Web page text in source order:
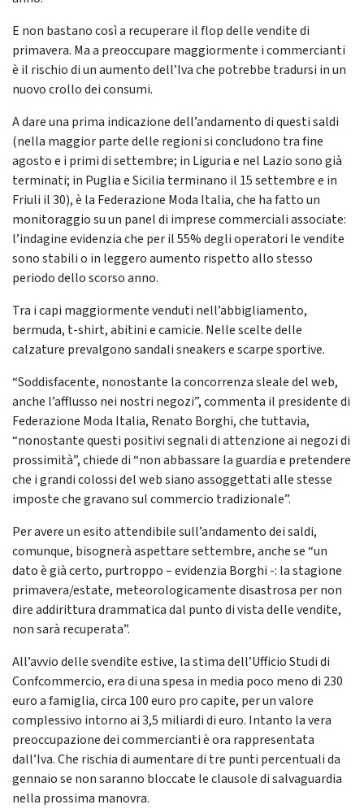
E non bastano così a recuperare il flop delle vendite di
primavera. Ma a preoccupare maggiormente i commercianti
è il rischio di un aumento dell’Iva che potrebbe tradursi in un
nuovo crollo dei consumi.
A dare una prima indicazione dell’andamento di questi saldi
(nella maggior parte delle regioni si concludono tra fine
agosto e i primi di settembre; in Liguria e nel Lazio sono già
terminati; in Puglia e Sicilia terminano il 15 settembre e in
Friuli il 30), è la Federazione Moda Italia, che ha fatto un
monitoraggio su un panel di imprese commerciali associate:
l’indagine evidenzia che per il 55% degli operatori le vendite
sono stabili o in leggero aumento rispetto allo stesso
periodo dello scorso anno.
Tra i capi maggiormente venduti nell’abbigliamento,
bermuda, t-shirt, abitini e camicie. Nelle scelte delle
calzature prevalgono sandali sneakers e scarpe sportive.
“Soddisfacente, nonostante la concorrenza sleale del web,
anche l’afflusso nei nostri negozi”, commenta il presidente di
Federazione Moda Italia, Renato Borghi, che tuttavia,
“nonostante questi positivi segnali di attenzione ai negozi di
prossimità”, chiede di “non abbassare la guardia e pretendere
che i grandi colossi del web siano assoggettati alle stesse
imposte che gravano sul commercio tradizionale”.
Per avere un esito attendibile sull’andamento dei saldi,
comunque, bisognerà aspettare settembre, anche se “un
dato è già certo, purtroppo – evidenzia Borghi -: la stagione
primavera/estate, meteorologicamente disastrosa per non
dire addirittura drammatica dal punto di vista delle vendite,
non sarà recuperata”.
All’avvio delle svendite estive, la stima dell’Ufficio Studi di
Confcommercio, era di una spesa in media poco meno di 230
euro a famiglia, circa 100 euro pro capite, per un valore
complessivo intorno ai 3,5 miliardi di euro. Intanto la vera
preoccupazione dei commercianti è ora rappresentata
dall’Iva. Che rischia di aumentare di tre punti percentuali da
gennaio se non saranno bloccate le clausole di salvaguardia
nella prossima manovra.